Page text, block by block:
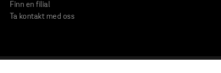
Finn en filial
Ta kontakt med oss